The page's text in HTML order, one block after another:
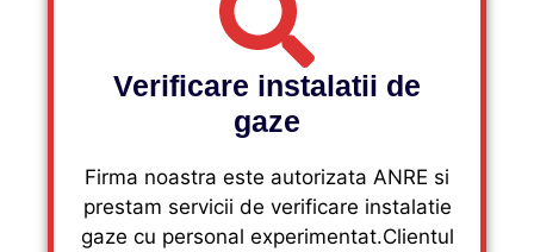
Verificare instalatii de
gaze
Firma noastra este autorizata ANRE si
prestam servicii de verificare instalatie
gaze cu personal experimentat.Clientul